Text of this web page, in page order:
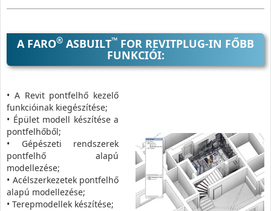
A FARO® ASBUILT™ FOR REVITPLUG-IN FŐBB
FUNKCIÓI:
• A Revit pontfelhő kezelő
funkcióinak kiegészítése;
• Épület modell készítése a
pontfelhőből;
• Gépészeti rendszerek
pontfelhő alapú
modellezése;
• Acélszerkezetek pontfelhő
alapú modellezése;
• Terepmodellek készítése;